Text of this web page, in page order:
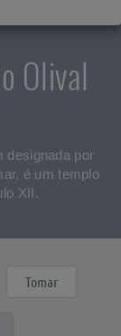
Olival
designada por
é um templo
XII.
Tomar